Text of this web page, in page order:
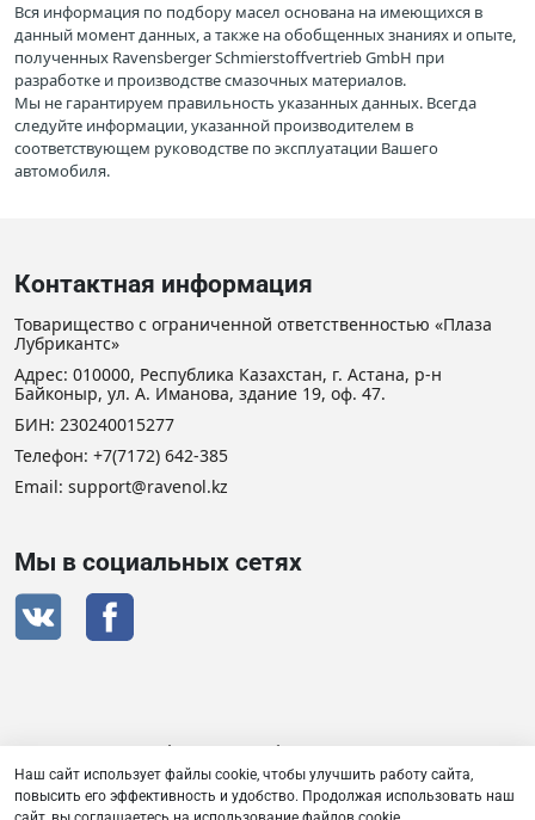
Вся информация по подбору масел основана на имеющихся в
данный момент данных, а также на обобщенных знаниях и опыте,
полученных Ravensberger Schmierstoffvertrieb GmbH при
разработке и производстве смазочных материалов.
Мы не гарантируем правильность указанных данных. Всегда
следуйте информации, указанной производителем в
соответствующем руководстве по эксплуатации Вашего
автомобиля.
Контактная информация
Товарищество с ограниченной ответственностью «Плаза
Лубрикантс»
Адрес: 010000, Республика Казахстан, г. Астана, р-н
Байконыр, ул. А. Иманова, здание 19, оф. 47.
БИН: 230240015277
Телефон: +7(7172) 642-385
Email: support@ravenol.kz
Мы в социальных сетях
Сертификат дистрибьютора RAVENOL
Наш сайт использует файлы cookie, чтобы улучшить работу сайта,
повысить его эффективность и удобство. Продолжая использовать наш